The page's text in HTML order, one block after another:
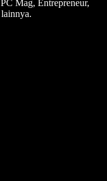
Mag, Entrepreneur,